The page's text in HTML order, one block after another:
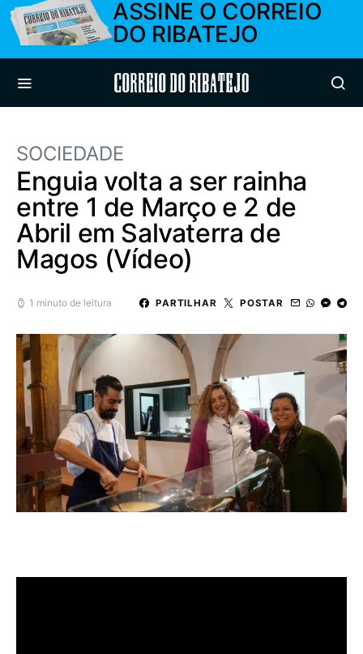
ASSINE O CORREIO
DO RIBATEJO
Correio do Ribatejo
SOCIEDADE
Enguia volta a ser rainha
entre 1 de Março e 2 de
Abril em Salvaterra de
Magos (Vídeo)
1 minuto de leitura PARTILHAR POSTAR